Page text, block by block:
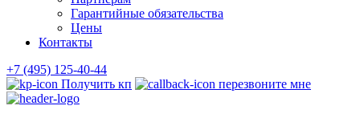
Гарантийные обязательства
Цены
Контакты
+7 (495) 125-40-44
Получить кп
перезвоните мне